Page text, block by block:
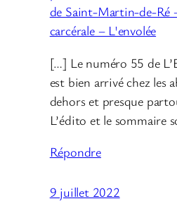
de Saint-Martin-de-Ré
carcérale – L'envolée
[…] Le numéro 55 de
est bien arrivé chez les
dehors et presque
L’édito et le sommaire
Répondre
9 juillet 2022